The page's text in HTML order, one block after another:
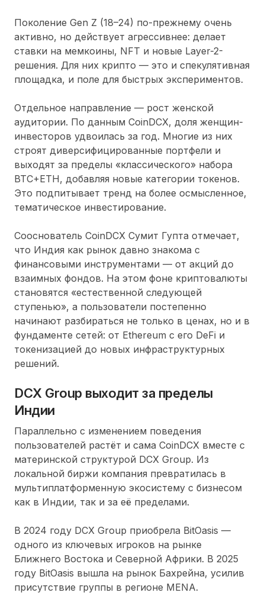
Поколение Gen Z (18–24) по-прежнему очень
активно, но действует агрессивнее: делает
ставки на мемкоины, NFT и новые Layer-2-
решения. Для них крипто — это и спекулятивная
площадка, и поле для быстрых экспериментов.
Отдельное направление — рост женской
аудитории. По данным CoinDCX, доля женщин-
инвесторов удвоилась за год. Многие из них
строят диверсифицированные портфели и
выходят за пределы «классического» набора
BTC+ETH, добавляя новые категории токенов.
Это подпитывает тренд на более осмысленное,
тематическое инвестирование.
Сооснователь CoinDCX Сумит Гупта отмечает,
что Индия как рынок давно знакома с
финансовыми инструментами — от акций до
взаимных фондов. На этом фоне криптовалюты
становятся «естественной следующей
ступенью», а пользователи постепенно
начинают разбираться не только в ценах, но и в
фундаменте сетей: от Ethereum с его DeFi и
токенизацией до новых инфраструктурных
решений.
DCX Group выходит за пределы
Индии
Параллельно с изменением поведения
пользователей растёт и сама CoinDCX вместе с
материнской структурой DCX Group. Из
локальной биржи компания превратилась в
мультиплатформенную экосистему с бизнесом
как в Индии, так и за её пределами.
В 2024 году DCX Group приобрела BitOasis —
одного из ключевых игроков на рынке
Ближнего Востока и Северной Африки. В 2025
году BitOasis вышла на рынок Бахрейна, усилив
присутствие группы в регионе MENA.